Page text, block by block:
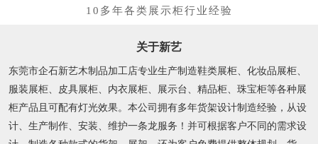
关于新艺
东莞市企石新艺木制品加工店专业生产制造鞋类展柜、化妆品展柜、
服装展柜、皮具展柜、内衣展柜、展示台、精品柜、珠宝柜等各种展
柜产品且可配有灯光效果。本公司拥有多年货架设计制造经验，从设
计、生产制作、安装、维护一条龙服务！并可根据客户不同的需求设